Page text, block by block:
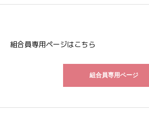
組合員専用ページはこちら
組合員専用ページ